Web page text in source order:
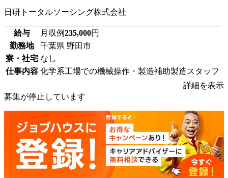
日研トータルソーシング株式会社
給与 月収例235,000円
勤務地
千葉県 野田市
寮・社宅 なし
仕事内容 化学系工場での機械操作・製造補助製造スタッフ
詳細を表示
募集が停止しています